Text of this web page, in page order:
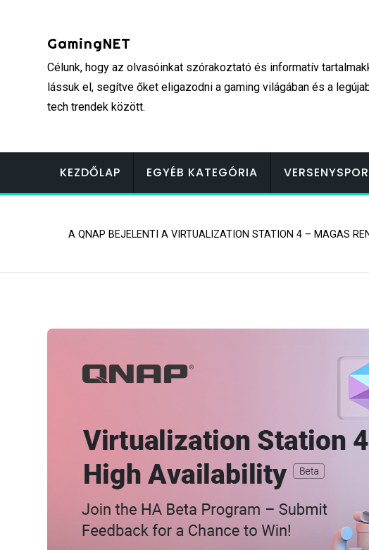
GamingNET
Célunk, hogy az olvasóinkat szórakoztató és informatív
lássuk el, segítve őket eligazodni a gaming világában és a
tech trendek között.
KEZDŐLAP EGYÉB KATEGÓRIA
A QNAP BEJELENTI A VIRTUALIZATION STATION 4 – MAGAS